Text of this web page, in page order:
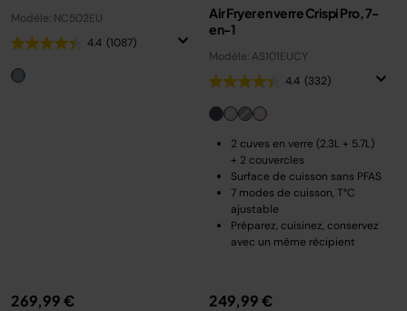
Modèle: NC502EU
4.4 (1087)
269,99 €
Air Fryer en verre Crispi Pro, 7-
en-1
Modèle: AS101EUCY
4.4 (332)
2 cuves en verre (2.3L + 5.7L)
+ 2 couvercles
Surface de cuisson sans PFAS
7 modes de cuisson, T°C
ajustable
Préparez, cuisinez, conservez
avec un même récipient
249,99 €